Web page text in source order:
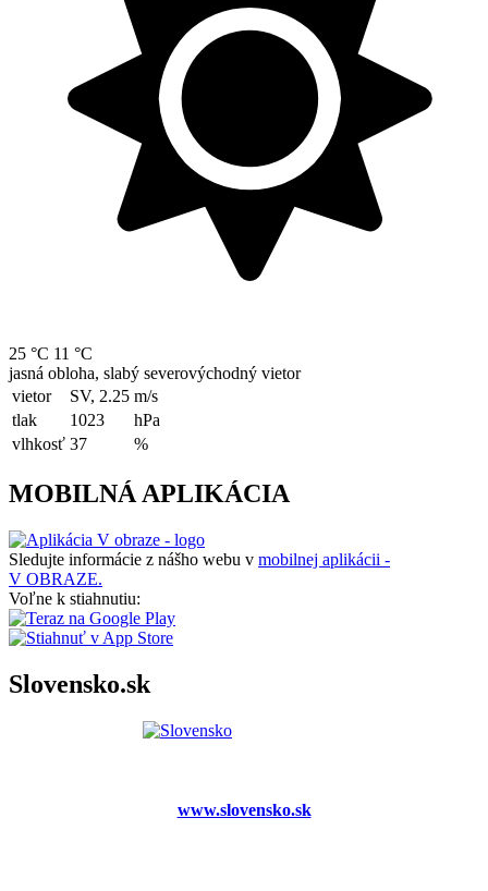
25 °C 11 °C
jasná obloha, slabý severovýchodný vietor
vietor
SV, 2.25 m/s
tlak
1023
hPa
vlhkosť 37 %
MOBILNÁ APLIKÁCIA
Sledujte informácie z nášho webu v mobilnej aplikácii -
V OBRAZE.
Voľne k stiahnutiu:
Slovensko.sk
www.slovensko.sk